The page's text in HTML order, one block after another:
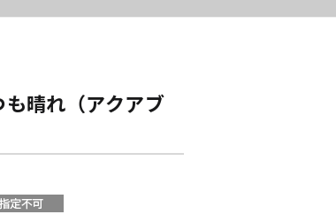
晴れ（アクアブ